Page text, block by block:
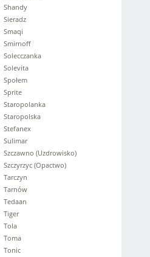
Shandy
Sieradz
Smaqi
Smirnoff
Solecczanka
Solevita
Społem
Sprite
Staropolanka
Staropolska
Stefanex
Sulimar
Szczawno (Uzdrowisko)
Szczyrzyc (Opactwo)
Tarczyn
Tarnów
Tedaan
Tiger
Tola
Toma
Tonic